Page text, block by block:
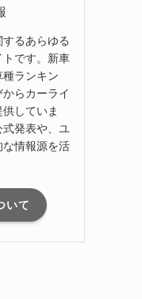
るあらゆる
です。新車
ランキン
らカーライ
していま
発表や、ユ
情報源を活
いて